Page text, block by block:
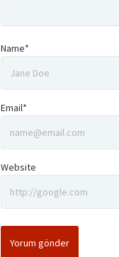
Name*
Email*
Website